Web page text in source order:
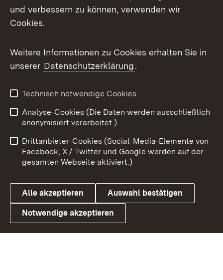
Facebook
X / Twitter
Youtube
Link zum Landesportal
Impressum
Kontakt
Barrierefreiheit
Datenschutz
Cookies
und verbessern zu können, verwenden wir
Cookies.
Weitere Informationen zu Cookies erhalten Sie in
unserer Datenschutzerklärung.
Technisch notwendige Cookies
Analyse-Cookies (Die Daten werden ausschließlich
anonymisiert verarbeitet.)
Drittanbieter-Cookies (Social-Media-Elemente von
Facebook, X / Twitter und Google werden auf der
gesamten Webseite aktiviert.)
Alle akzeptieren Auswahl bestätigen
Notwendige akzeptieren